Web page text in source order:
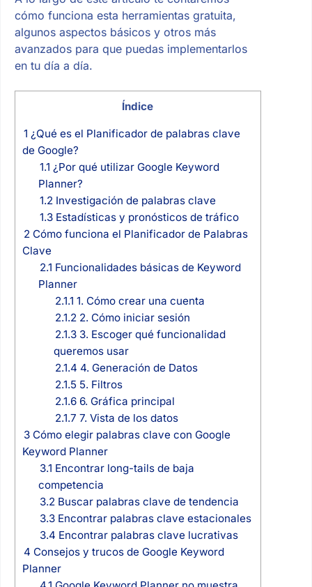
cómo funciona esta herramientas gratuita,
algunos aspectos básicos y otros más
avanzados para que puedas implementarlos
en tu día a día.
Índice
1 ¿Qué es el Planificador de palabras clave
de Google?
1.1 ¿Por qué utilizar Google Keyword
Planner?
1.2Investigación de palabras clave
1.3Estadísticas y pronósticos de tráfico
2Cómo funciona el Planificador de Palabras
Clave
2.1 Funcionalidades básicas de Keyword
Planner
2.1.1 1. Cómo crear una cuenta
2.1.2 2. Cómo iniciar sesión
2.1.3 3. Escoger qué funcionalidad
queremos usar
2.1.4 4. Generación de Datos
2.1.5 5. Filtros
2.1.6 6. Gráfica principal
2.1.7 7. Vista de los datos
3Cómo elegir palabras clave con Google
Keyword Planner
3.1 Encontrar long-tails de baja
competencia
3.2Buscar palabras clave de tendencia
3.3Encontrar palabras clave estacionales
3.4 Encontrar palabras clave lucrativas
4 Consejos y trucos de Google Keyword
Planner